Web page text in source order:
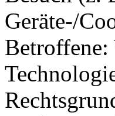
Geräte-/
Betroffene: